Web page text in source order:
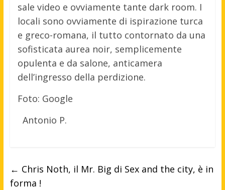
sale video e ovviamente tante dark room. I
locali sono ovviamente di ispirazione turca
e greco-romana, il tutto contornato da una
sofisticata aurea noir, semplicemente
opulenta e da salone, anticamera
dell’ingresso della perdizione.
Foto: Google
Antonio P.
← Chris Noth, il Mr. Big di Sex and the city, è in
forma !